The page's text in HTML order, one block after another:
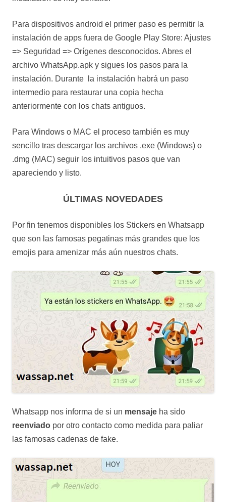
Para dispositivos android el primer paso es permitir la
instalación de apps fuera de Google Play Store: Ajustes
=> Seguridad => Orígenes desconocidos. Abres el
archivo WhatsApp.apk y sigues los pasos para la
instalación. Durante la instalación habrá un paso
intermedio para restaurar una copia hecha
anteriormente con los chats antiguos.
Para Windows o MAC el proceso también es muy
sencillo tras descargar los archivos .exe (Windows) o
.dmg (MAC) seguir los intuitivos pasos que van
apareciendo y listo.
ÚLTIMAS NOVEDADES
Por fin tenemos disponibles los Stickers en Whatsapp
que son las famosas pegatinas más grandes que los
emojis para amenizar más aún nuestros chats.
Whatsapp nos informa de si un mensaje ha sido
reenviado por otro contacto como medida para paliar
las famosas cadenas de fake.